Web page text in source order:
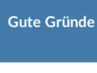
Gute